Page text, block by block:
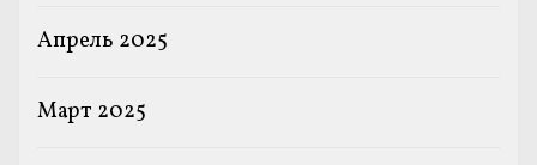
Апрель 2025
Март 2025